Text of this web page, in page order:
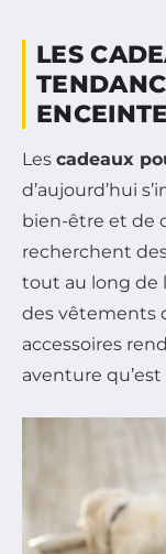
LES
Les cadeaux
d’aujourd’hui
bien-être et de
recherchent
tout au long de
des vêtements
accessoires
aventure